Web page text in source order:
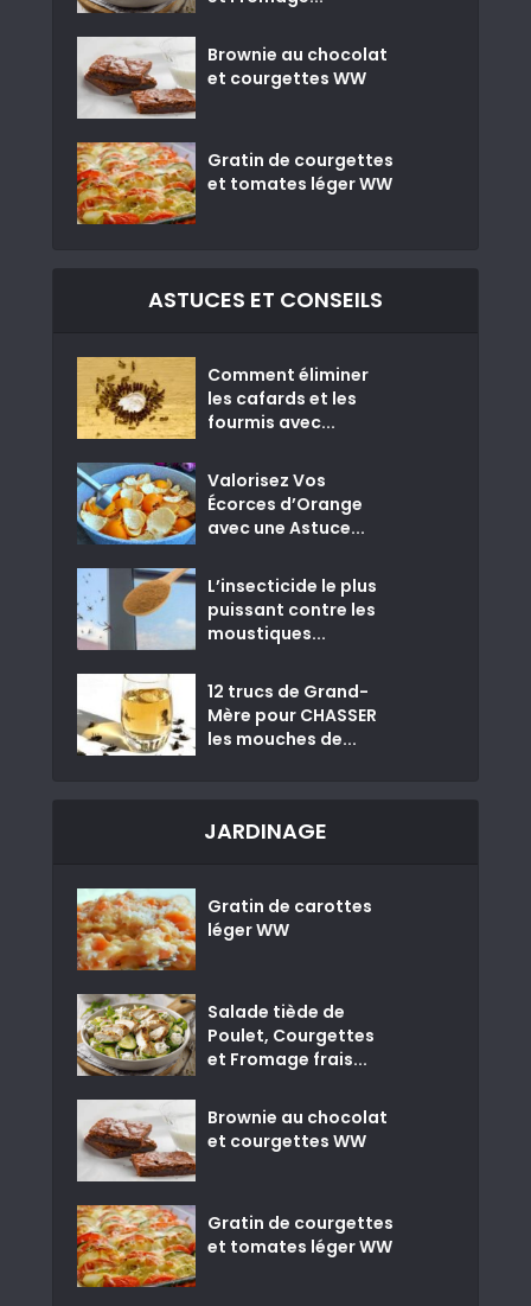
Brownie au chocolat
et courgettes WW
Gratin de courgettes
et tomates léger WW
ASTUCES ET CONSEILS
Comment éliminer
les cafards et les
fourmis avec...
Valorisez Vos
Écorces d’Orange
avec une Astuce...
L’insecticide le plus
puissant contre les
moustiques...
12 trucs de Grand-
Mère pour CHASSER
les mouches de...
JARDINAGE
Gratin de carottes
léger WW
Salade tiède de
Poulet, Courgettes
et Fromage frais...
Brownie au chocolat
et courgettes WW
Gratin de courgettes
et tomates léger WW